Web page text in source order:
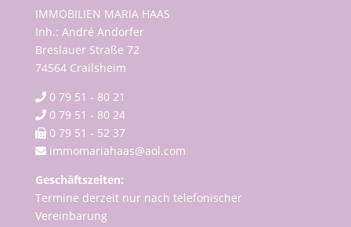
IMMOBILIEN MARIA HAAS
Inh.: André Andorfer
Breslauer Straße 72
74564 Crailsheim
0 79 51 - 80 21
0 79 51 - 80 24
0 79 51 - 52 37
immomariahaas@aol.com
Geschäftszeiten:
Termine derzeit nur nach telefonischer
Vereinbarung